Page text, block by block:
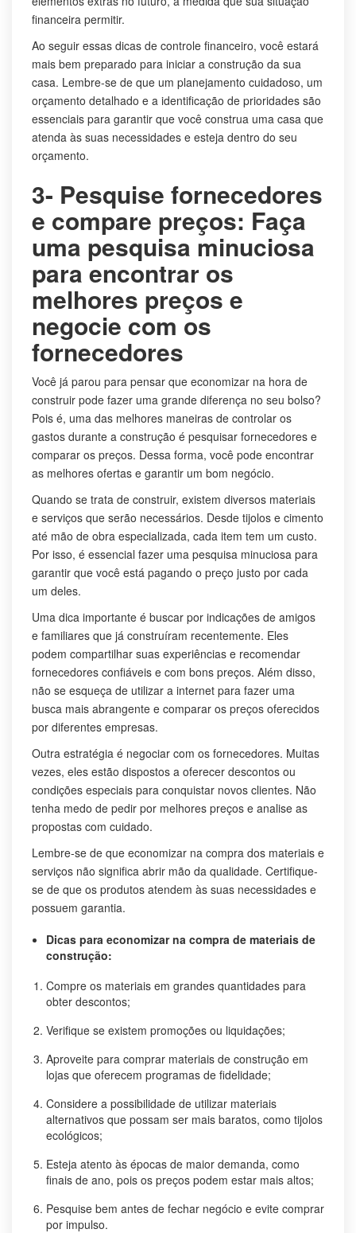
financeira permitir.
Ao seguir essas dicas de controle financeiro, você estará
mais bem preparado para iniciar a construção da sua
casa. Lembre-se de que um planejamento cuidadoso, um
orçamento detalhado e a identificação de prioridades são
essenciais para garantir que você construa uma casa que
atenda às suas necessidades e esteja dentro do seu
orçamento.
3- Pesquise fornecedores
e compare preços: Faça
uma pesquisa minuciosa
para encontrar os
melhores preços e
negocie com os
fornecedores
Você já parou para pensar que economizar na hora de
construir pode fazer uma grande diferença no seu bolso?
Pois é, uma das melhores maneiras de controlar os
gastos durante a construção é pesquisar fornecedores e
comparar os preços. Dessa forma, você pode encontrar
as melhores ofertas e garantir um bom negócio.
Quando se trata de construir, existem diversos materiais
e serviços que serão necessários. Desde tijolos e cimento
até mão de obra especializada, cada item tem um custo.
Por isso, é essencial fazer uma pesquisa minuciosa para
garantir que você está pagando o preço justo por cada
um deles.
Uma dica importante é buscar por indicações de amigos
e familiares que já construíram recentemente. Eles
podem compartilhar suas experiências e recomendar
fornecedores confiáveis e com bons preços. Além disso,
não se esqueça de utilizar a internet para fazer uma
busca mais abrangente e comparar os preços oferecidos
por diferentes empresas.
Outra estratégia é negociar com os fornecedores. Muitas
vezes, eles estão dispostos a oferecer descontos ou
condições especiais para conquistar novos clientes. Não
tenha medo de pedir por melhores preços e analise as
propostas com cuidado.
Lembre-se de que economizar na compra dos materiais e
serviços não significa abrir mão da qualidade. Certifique-
se de que os produtos atendem às suas necessidades e
possuem garantia.
Dicas para economizar na compra de materiais de
construção:
Compre os materiais em grandes quantidades para
obter descontos;
Verifique se existem promoções ou liquidações;
Aproveite para comprar materiais de construção em
lojas que oferecem programas de fidelidade;
Considere a possibilidade de utilizar materiais
alternativos que possam ser mais baratos, como tijolos
ecológicos;
Esteja atento às épocas de maior demanda, como
finais de ano, pois os preços podem estar mais altos;
Pesquise bem antes de fechar negócio e evite comprar
por impulso.